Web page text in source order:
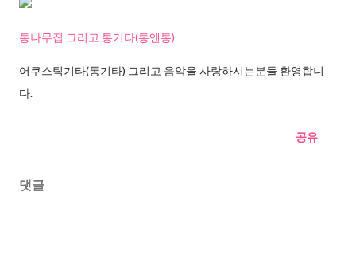
통나무집 그리고 통기타(통앤통)
어쿠스틱기타(통기타) 그리고 음악을 사랑하시는분들 환영합니
다.
공유
댓글